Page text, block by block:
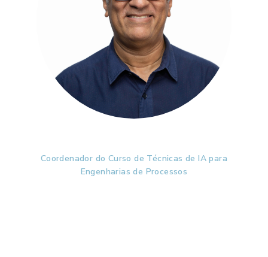
Coordenador do Curso de Técnicas de IA para
Engenharias de Processos